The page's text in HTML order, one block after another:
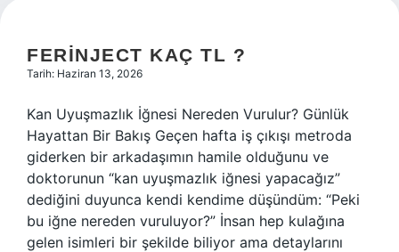
FERINJECT KAÇ TL ?
Tarih: Haziran 13, 2026
Kan Uyuşmazlık İğnesi Nereden Vurulur? Günlük
Hayattan Bir Bakış Geçen hafta iş çıkışı metroda
giderken bir arkadaşımın hamile olduğunu ve
doktorunun “kan uyuşmazlık iğnesi yapacağız”
dediğini duyunca kendi kendime düşündüm: “Peki
bu iğne nereden vuruluyor?” İnsan hep kulağına
gelen isimleri bir şekilde biliyor ama detaylarını